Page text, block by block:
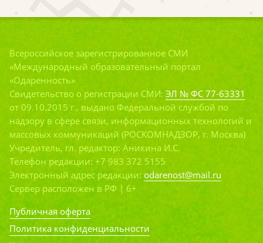
Всероссийское зарегистрированное СМИ
«Международный образовательный портал
«Одаренность»
Свидетельство о регистрации СМИ: ЭЛ № ФС 77-63331
от 09.10.2015 г., выдано Федеральной службой по
надзору в сфере связи, информационных технологий и
массовых коммуникаций (РОСКОМНАДЗОР, г. Москва)
Учредитель, гл. редактор: Аникина И.С.
Телефон редакции: +7 983 372 5155
Электронный адрес редакции: odarenost@mail.ru
Сервер расположен в РФ | 6+
Публичная оферта
Политика конфиденциальности